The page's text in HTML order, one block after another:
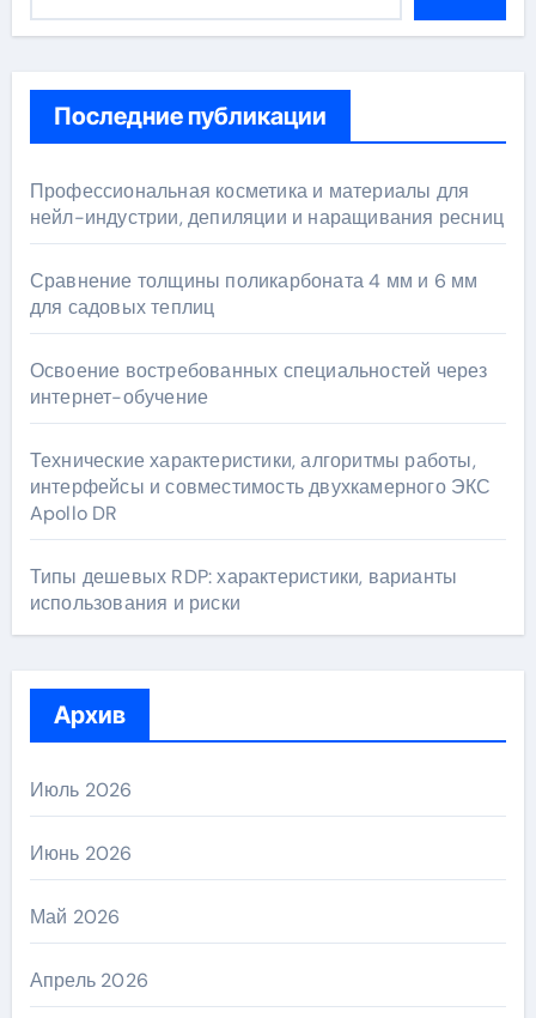
Последние публикации
Профессиональная косметика и материалы для
нейл-индустрии, депиляции и наращивания ресниц
Сравнение толщины поликарбоната 4 мм и 6 мм
для садовых теплиц
Освоение востребованных специальностей через
интернет-обучение
Технические характеристики, алгоритмы работы,
интерфейсы и совместимость двухкамерного ЭКС
Apollo DR
Типы дешевых RDP: характеристики, варианты
использования и риски
Архив
Июль 2026
Июнь 2026
Май 2026
Апрель 2026